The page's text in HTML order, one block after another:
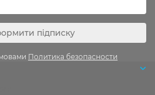
підписку
Политика безопасности